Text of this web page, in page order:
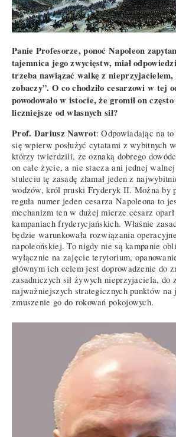
Panie Profesorze, ponoć Napoleon
tajemnica jego zwycięstw, miał
trzeba nawiązać walkę z nieprzyjacielem,
zobaczy”. O co chodziło cesarzowi w tej
powodowało w istocie, że gromił on
liczniejsze od własnych sił?
Prof. Dariusz Nawrot: Odpowiadając na
się wpierw posłużyć cytatami z wybitnych
którzy twierdzili, że oznaką dobrego
on całe życie, a nie stacza ani jednej
stuleciu tę zasadę złamał jeden z
wodzów, król pruski Fryderyk II. Można by
reguła numer jeden cesarza Napoleona to
mechanizm ten w dużej mierze cesarz
kampaniach fryderycjańskich. Właśnie
będzie warunkowała rozwiązania
napoleońskiej. To nigdy nie są kampanie
wyłącznie na zajęcie terytorium,
głównym ich celem jest doprowadzenie do
zasadniczych sił żywych nieprzyjaciela, do
najważniejszych strategicznych punktów
zmuszenie go do rokowań pokojowych.